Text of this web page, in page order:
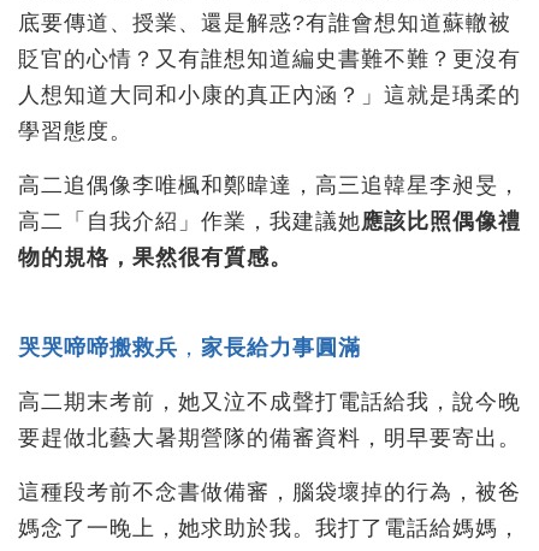
底要傳道、授業、還是解惑?有誰會想知道蘇轍被
貶官的心情？又有誰想知道編史書難不難？更沒有
人想知道大同和小康的真正內涵？」這就是瑀柔的
學習態度。
高二追偶像李唯楓和鄭暐達，高三追韓星李昶旻，
高二「自我介紹」作業，我建議她應該比照偶像禮
物的規格，果然很有質感。
哭哭啼啼搬救兵 ， 家長給力事圓滿
高二期末考前，她又泣不成聲打電話給我，說今晚
要趕做北藝大暑期營隊的備審資料，明早要寄出。
這種段考前不念書做備審，腦袋壞掉的行為，被爸
媽念了一晚上，她求助於我。我打了電話給媽媽，